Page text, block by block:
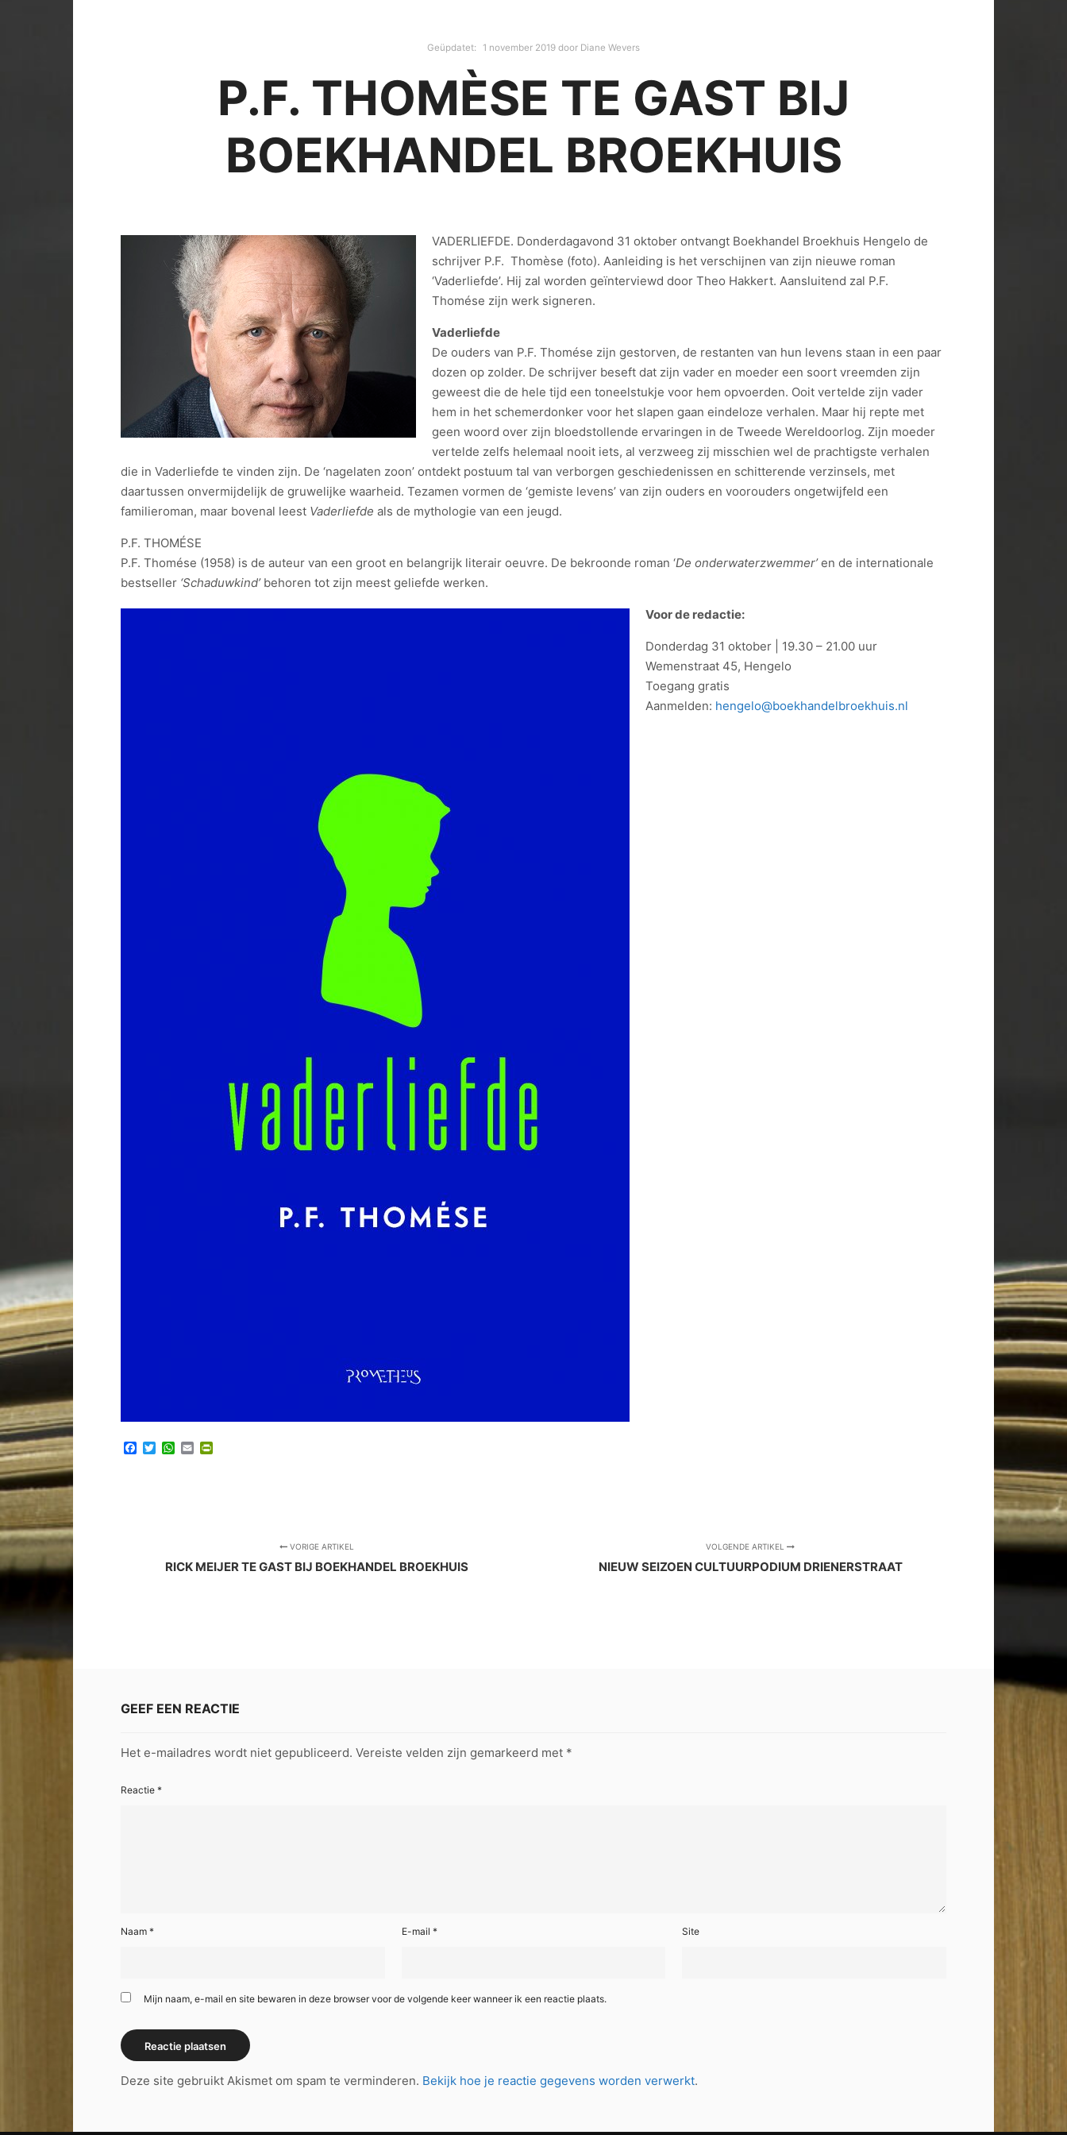
Geüpdatet: 1 november 2019 door Diane Wevers
P.F. THOMÈSE TE GAST BIJ
BOEKHANDEL BROEKHUIS
VADERLIEFDE. Donderdagavond 31 oktober ontvangt Boekhandel Broekhuis Hengelo de
schrijver P.F. Thomèse (foto). Aanleiding is het verschijnen van zijn nieuwe roman
‘Vaderliefde’. Hij zal worden geïnterviewd door Theo Hakkert. Aansluitend zal P.F.
Thomése zijn werk signeren.
Vaderliefde
De ouders van P.F. Thomése zijn gestorven, de restanten van hun levens staan in een paar
dozen op zolder. De schrijver beseft dat zijn vader en moeder een soort vreemden zijn
geweest die de hele tijd een toneelstukje voor hem opvoerden. Ooit vertelde zijn vader
hem in het schemerdonker voor het slapen gaan eindeloze verhalen. Maar hij repte met
geen woord over zijn bloedstollende ervaringen in de Tweede Wereldoorlog. Zijn moeder
vertelde zelfs helemaal nooit iets, al verzweeg zij misschien wel de prachtigste verhalen
die in Vaderliefde te vinden zijn. De ‘nagelaten zoon’ ontdekt postuum tal van verborgen geschiedenissen en schitterende verzinsels, met
daartussen onvermijdelijk de gruwelijke waarheid. Tezamen vormen de ‘gemiste levens’ van zijn ouders en voorouders ongetwijfeld een
familieroman, maar bovenal leest Vaderliefde als de mythologie van een jeugd.
P.F. THOMÉSE
P.F. Thomése (1958) is de auteur van een groot en belangrijk literair oeuvre. De bekroonde roman ‘De onderwaterzwemmer’en de internationale
bestseller ‘Schaduwkind’behoren tot zijn meest geliefde werken.
Voor de redactie:
Donderdag 31 oktober | 19.30 – 21.00 uur
Wemenstraat 45, Hengelo
Toegang gratis
Aanmelden: hengelo@boekhandelbroekhuis.nl
Facebook
TwitterWhatsApp
Email
VORIGE ARTIKEL
RICK MEIJER TE GAST BIJ BOEKHANDEL BROEKHUIS
VOLGENDE ARTIKEL
NIEUW SEIZOEN CULTUURPODIUM DRIENERSTRAAT
GEEF EEN REACTIE
Het e-mailadres wordt niet gepubliceerd. Vereiste velden zijn gemarkeerd met *
Reactie *
Naam * E-mail * Site
Mijn naam, e-mail en site bewaren in deze browser voor de volgende keer wanneer ik een reactie plaats.
Deze site gebruikt Akismet om spam te verminderen. Bekijk hoe je reactie gegevens worden verwerkt.